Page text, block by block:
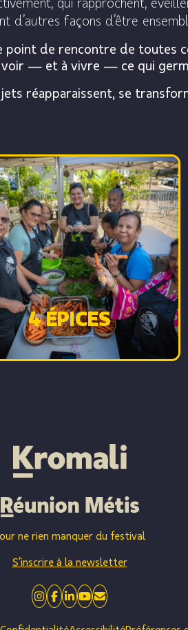
qui rapprochent,
d’autres façons d’être
point de rencontre de toutes
— et à vivre — ce qui
réapparaissent, se
4 ÉPICES
ne rien manquer du festival
S’inscrire à la newsletter